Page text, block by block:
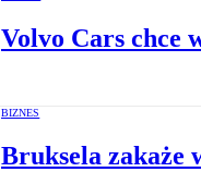
Volvo Cars chce
BIZNES
Bruksela zakaże